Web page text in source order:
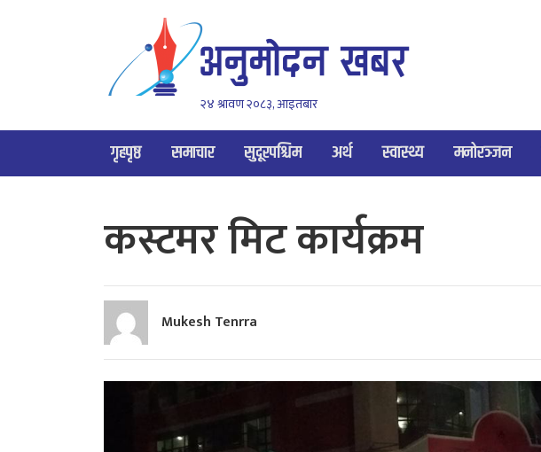
२४ श्रावण २०८३, आइतबार
गृहपृष्ठ समाचार सुदूरपश्चिम अर्थ स्वास्थ्य मनोरञ्जन
कस्टमर मिट कार्यक्रम
Mukesh Tenrra